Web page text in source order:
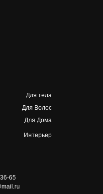
65
Для тела
Для Волос
Для Дома
Интерьер